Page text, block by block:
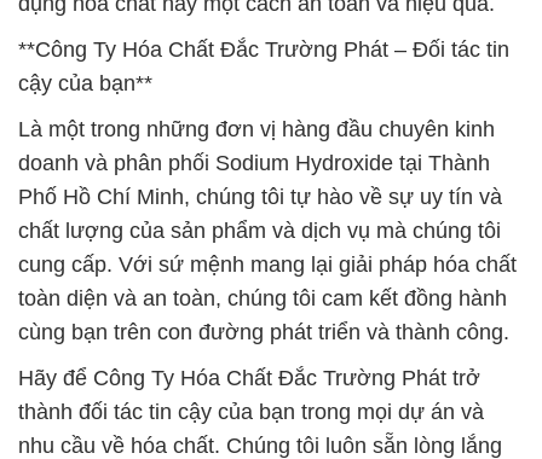
**Công Ty Hóa Chất Đắc Trường Phát – Đối tác tin
cậy của bạn**
Là một trong những đơn vị hàng đầu chuyên kinh
doanh và phân phối Sodium Hydroxide tại Thành
Phố Hồ Chí Minh, chúng tôi tự hào về sự uy tín và
chất lượng của sản phẩm và dịch vụ mà chúng tôi
cung cấp. Với sứ mệnh mang lại giải pháp hóa chất
toàn diện và an toàn, chúng tôi cam kết đồng hành
cùng bạn trên con đường phát triển và thành công.
Hãy để Công Ty Hóa Chất Đắc Trường Phát trở
thành đối tác tin cậy của bạn trong mọi dự án và
nhu cầu về hóa chất. Chúng tôi luôn sẵn lòng lắng